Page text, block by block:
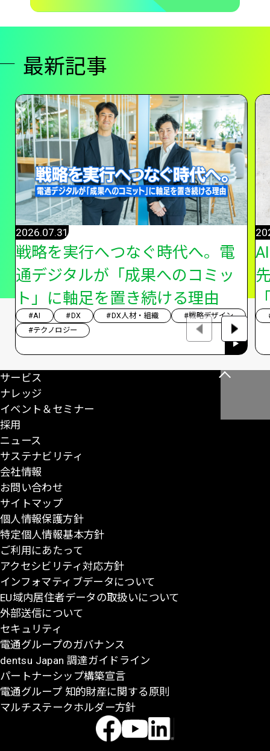
最新記事
戦略を実行へつなぐ時代へ。電
通デジタルが「成果へのコミッ
ト」に軸足を置き続ける理由
2026.07.31
#AI #DX #DX人材・組織
#戦略デザイン
#テクノロジー
こ
サービス
ナレッジ
イベント＆セミナー
採用
ニュース
サステナビリティ
会社情報
お問い合わせ
サイトマップ
個人情報保護方針
特定個人情報基本方針
ご利用にあたって
アクセシビリティ対応方針
インフォマティブデータについて
EU域内居住者データの取扱いについて
外部送信について
セキュリティ
電通グループのガバナンス
dentsu Japan 調達ガイドライン
パートナーシップ構築宣言
電通グループ 知的財産に関する原則
マルチステークホルダー方針